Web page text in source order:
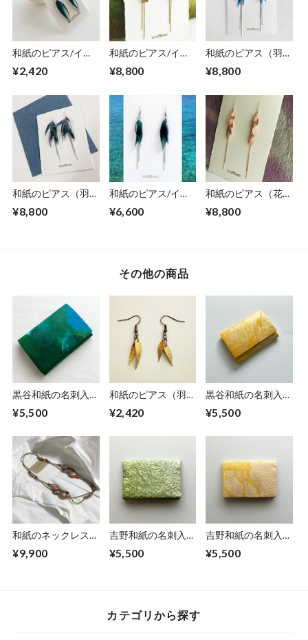
和紙のピアス/イヤ
リング（羽）【青】
S
¥2,420
和紙のピアス/イヤ
リング（花びら）
【ミモザ】L
¥8,800
和紙のピアス（羽）
【海色】L
¥8,800
和紙のピアス（羽）
【青】L
¥8,800
和紙のピアス/イヤ
リング（羽）【青】
M
¥6,600
和紙のピアス（花び
ら）L【桜】
¥8,800
その他の商品
黒谷和紙の名刺入れ
¥5,500
和紙のピアス（羽）
¥2,420
黒谷和紙の名刺入れ
¥5,500
和紙のネックレス
【安息】Ansoku
¥9,900
吉野和紙の名刺入れ
【薄萌黄】
¥5,500
吉野和紙の名刺入れ
【桜木】
¥5,500
カテゴリから探す